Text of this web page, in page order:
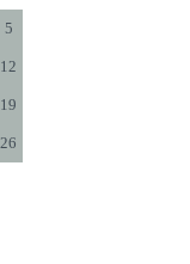
5
12
19
26